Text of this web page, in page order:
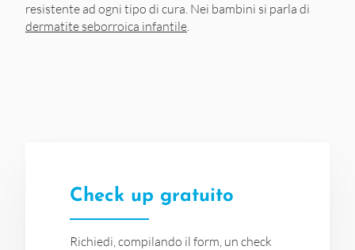
resistente ad ogni tipo di cura. Nei bambini si parla di
dermatite seborroica infantile.
Check up gratuito
Richiedi, compilando il form, un check